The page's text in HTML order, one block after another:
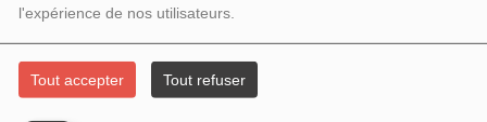
l'expérience de nos utilisateurs.
Tout accepter Tout refuser